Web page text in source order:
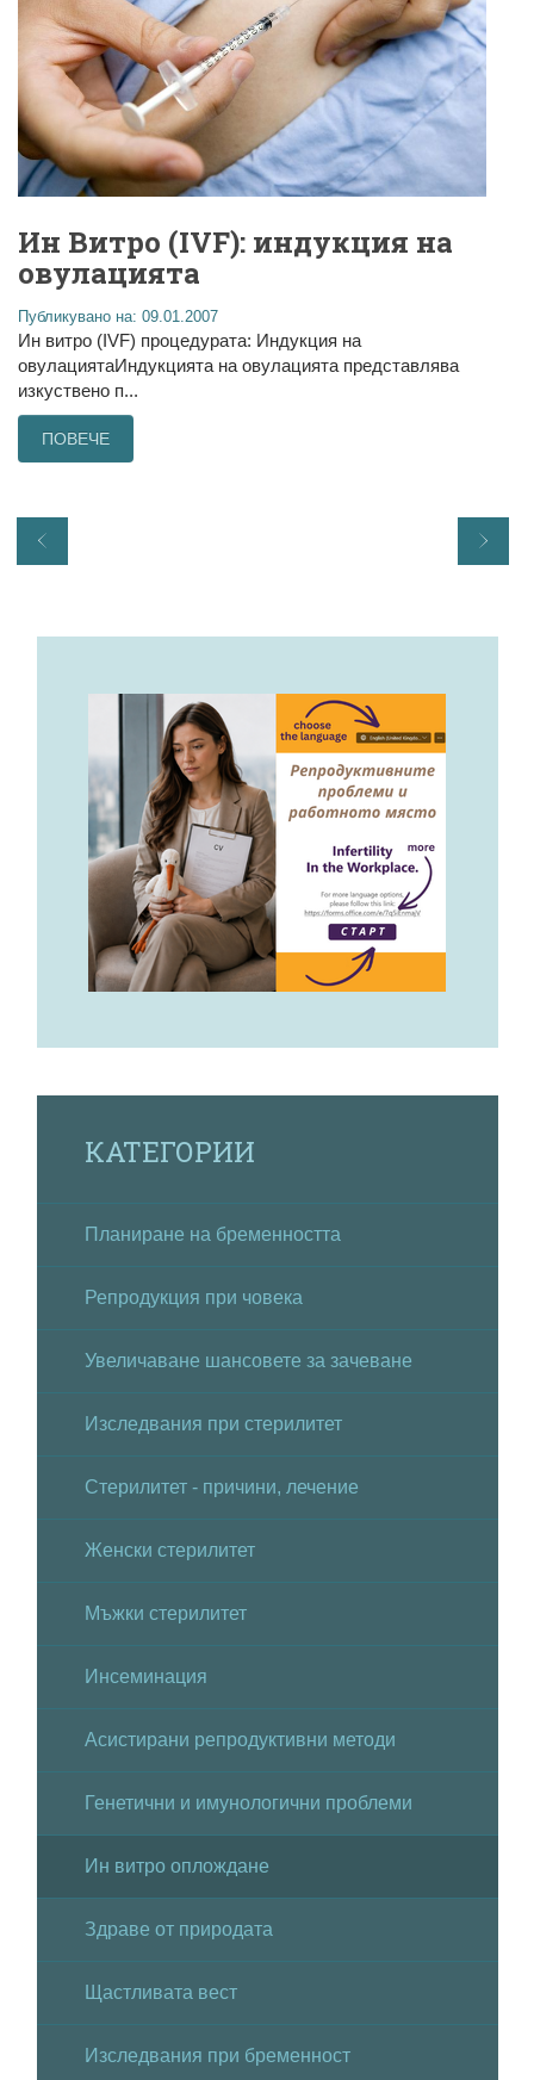
Ин Витро (IVF): индукция на
овулацията
Публикувано на: 09.01.2007
Ин витро (IVF) процедурата: Индукция на
овулациятаИндукцията на овулацията представлява
изкуствено п...
ПОВЕЧЕ
КАТЕГОРИИ
Планиране на бременността
Репродукция при човека
Увеличаване шансовете за зачеване
Изследвания при стерилитет
Стерилитет - причини, лечение
Женски стерилитет
Мъжки стерилитет
Инсеминация
Асистирани репродуктивни методи
Генетични и имунологични проблеми
Ин витро оплождане
Здраве от природата
Щастливата вест
Изследвания при бременност